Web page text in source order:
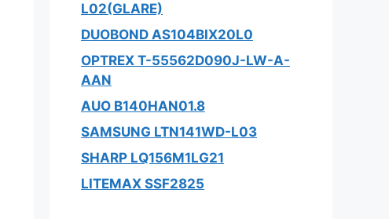
L02(GLARE)
DUOBOND AS104BIX20L0
OPTREX T-55562D090J-LW-A-
AAN
AUO B140HAN01.8
SAMSUNG LTN141WD-L03
SHARP LQ156M1LG21
LITEMAX SSF2825